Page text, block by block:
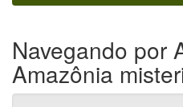
Navegando por
Amazônia